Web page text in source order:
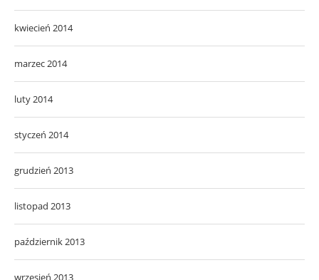
luty 2014
styczeń 2014
grudzień 2013
listopad 2013
październik 2013
wrzesień 2013
sierpień 2013
lipiec 2013